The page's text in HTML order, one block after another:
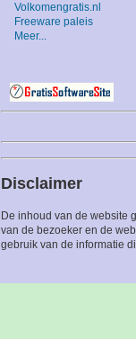
Volkomengratis.nl
Freeware paleis
Meer...
Disclaimer
De inhoud van de website
van de bezoeker en de
gebruik van de informatie